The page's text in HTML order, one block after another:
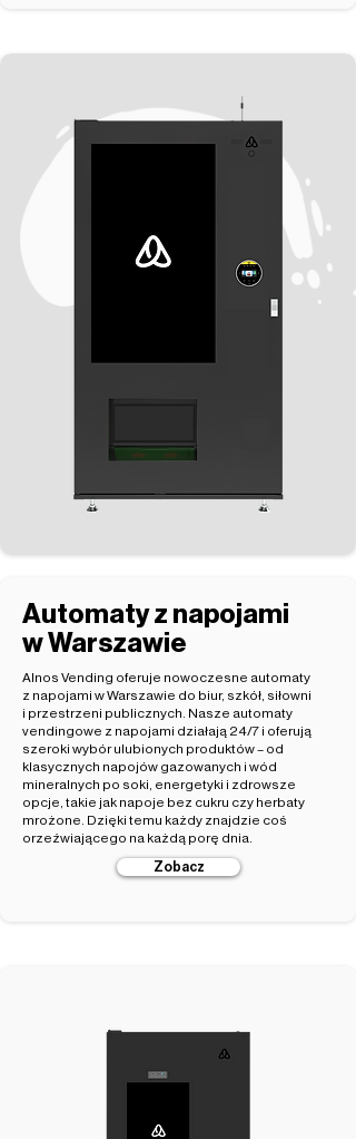
Automaty z napojami
w Warszawie
Alnos Vending oferuje nowoczesne automaty
z napojami w Warszawie do biur, szkół, siłowni
i przestrzeni publicznych. Nasze automaty
vendingowe z napojami działają 24/7 i oferują
szeroki wybór ulubionych produktów – od
klasycznych napojów gazowanych i wód
mineralnych po soki, energetyki i zdrowsze
opcje, takie jak napoje bez cukru czy herbaty
mrożone. Dzięki temu każdy znajdzie coś
orzeźwiającego na każdą porę dnia.
Zobacz